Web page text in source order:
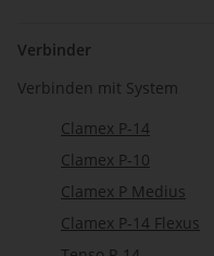
Verbinder
Verbinden mit System
Clamex P-14
Clamex P-10
Clamex P Medius
Clamex P-14 Flexus